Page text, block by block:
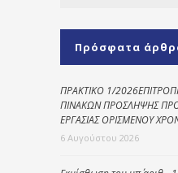
Πρόσφατα
ΠΡΑΚΤΙΚΟ 1/
ΠΙΝΑΚΩΝ ΠΡΟΣΛΗΨΗΣ
ΕΡΓΑΣΙΑΣ ΟΡΙΣΜΕΝΟΥ
6 Αυγούστου 2026